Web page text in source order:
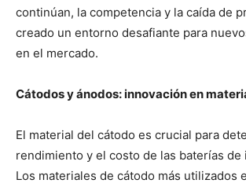
continúan, la competencia y la caída de
creado un entorno desafiante para
en el mercado.
Cátodos y ánodos: innovación en
El material del cátodo es crucial para
rendimiento y el costo de las baterías de
Los materiales de cátodo más utilizados